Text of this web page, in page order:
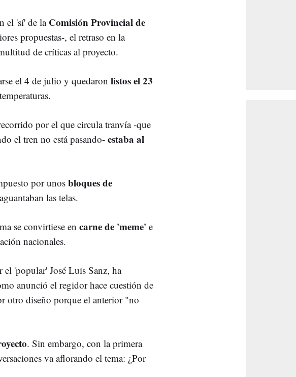
el 'sí' de la Comisión Provincial de
propuestas-, el retraso en la
de críticas al proyecto.
el 4 de julio y quedaron listos el 23
por el que circula tranvía -que
el tren no está pasando- estaba al
por unos bloques de
las telas.
se convirtiese en carne de 'meme' e
nacionales.
'popular' José Luis Sanz, ha
anunció el regidor hace cuestión de
otro diseño porque el anterior "no
. Sin embargo, con la primera
va aflorando el tema: ¿Por